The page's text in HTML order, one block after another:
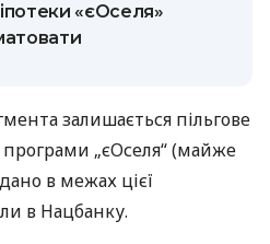
«єОселя»
залишається пільгове
„єОселя“ (майже
в межах цієї
в Нацбанку.